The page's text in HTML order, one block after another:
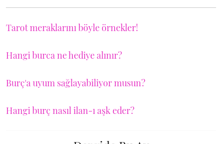
Tarot meraklarını böyle örnekler!
Hangi burca ne hediye alınır?
Burç'a uyum sağlayabiliyor musun?
Hangi burç nasıl ilan-ı aşk eder?